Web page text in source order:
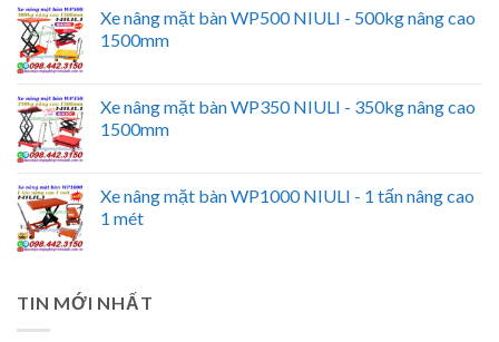
Xe nâng mặt bàn WP500 NIULI - 500kg nâng cao
1500mm
Xe nâng mặt bàn WP350 NIULI - 350kg nâng cao
1500mm
Xe nâng mặt bàn WP1000 NIULI - 1 tấn nâng cao
1 mét
TIN MỚI NHẤT